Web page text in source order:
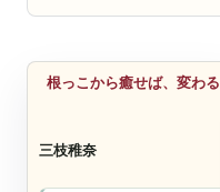
根っこから癒せば、変わる
三枝稚奈